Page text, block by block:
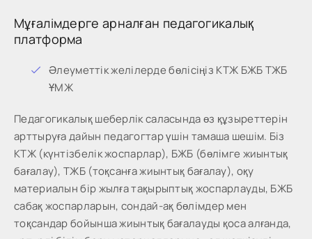
Мұғалімдерге арналған педагогикалық
платформа
Әлеуметтік желілерде бөлісіңіз КТЖ БЖБ ТЖБ
ҰМЖ
Педагогикалық шеберлік саласында өз құзыреттерін
арттыруға дайын педагогтар үшін тамаша шешім. Біз
КТЖ (күнтізбелік жоспарлар), БЖБ (бөлімге жиынтық
бағалау), ТЖБ (тоқсанға жиынтық бағалау), оқу
материалын бір жылға тақырыптық жоспарлауды, БЖБ
сабақ жоспарларын, сондай-ақ бөлімдер мен
тоқсандар бойынша жиынтық бағалауды қоса алғанда,